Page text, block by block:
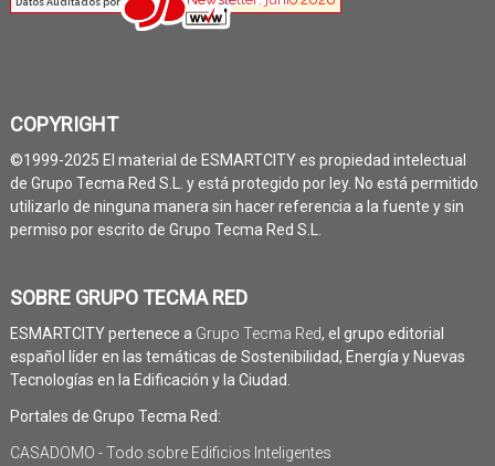
COPYRIGHT
©1999-2025 El material de ESMARTCITY es propiedad intelectual
de Grupo Tecma Red S.L. y está protegido por ley. No está permitido
utilizarlo de ninguna manera sin hacer referencia a la fuente y sin
permiso por escrito de Grupo Tecma Red S.L.
SOBRE GRUPO TECMA RED
ESMARTCITY pertenece a Grupo Tecma Red, el grupo editorial
español líder en las temáticas de Sostenibilidad, Energía y Nuevas
Tecnologías en la Edificación y la Ciudad.
Portales de Grupo Tecma Red:
CASADOMO - Todo sobre Edificios Inteligentes